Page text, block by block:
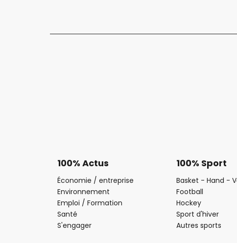
100% Actus
Économie / entreprise
Environnement
Emploi / Formation
Santé
S'engager
100% Sport
Basket - Hand -
Football
Hockey
Sport d'hiver
Autres sports